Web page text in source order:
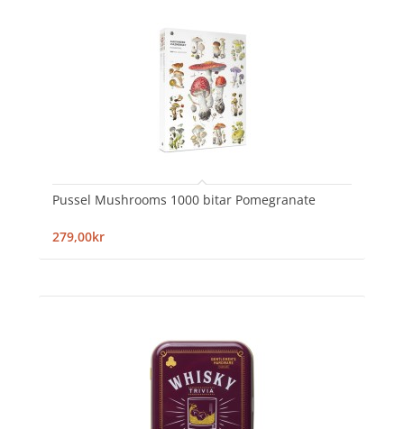
Pussel Mushrooms 1000 bitar Pomegranate
279,00kr